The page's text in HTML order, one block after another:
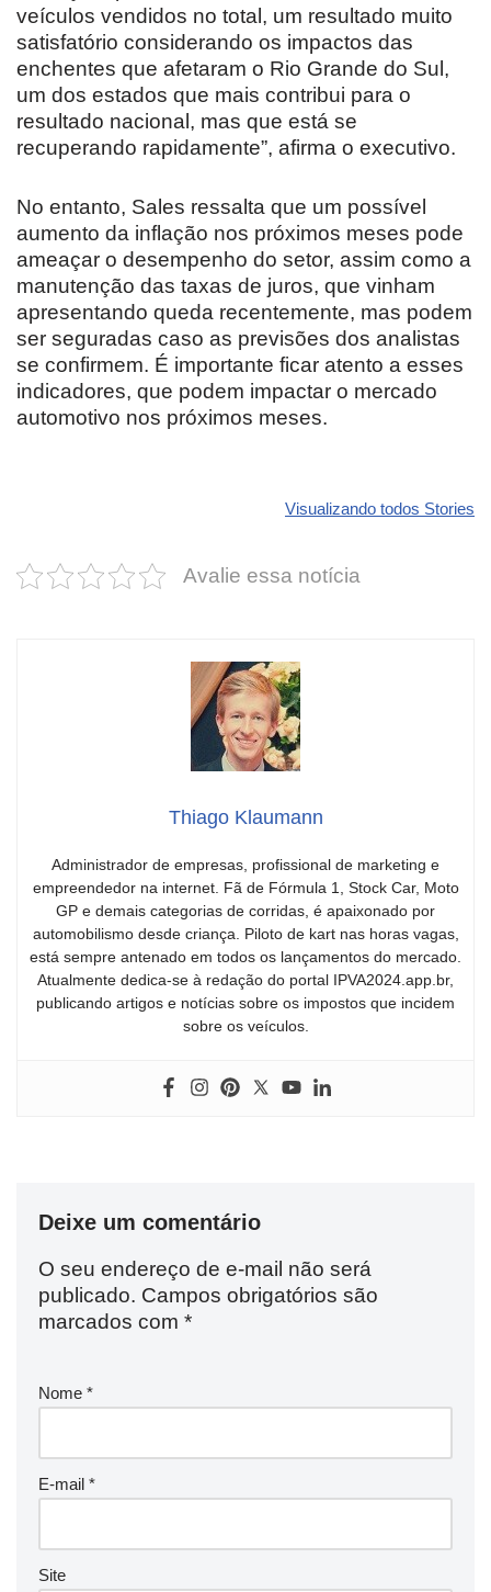
veículos vendidos no total, um resultado muito
satisfatório considerando os impactos das
enchentes que afetaram o Rio Grande do Sul,
um dos estados que mais contribui para o
resultado nacional, mas que está se
recuperando rapidamente”, afirma o executivo.
No entanto, Sales ressalta que um possível
aumento da inflação nos próximos meses pode
ameaçar o desempenho do setor, assim como a
manutenção das taxas de juros, que vinham
apresentando queda recentemente, mas podem
ser seguradas caso as previsões dos analistas
se confirmem. É importante ficar atento a esses
indicadores, que podem impactar o mercado
automotivo nos próximos meses.
Visualizando todos Stories
2025!
Dodge pode ter
de emoção
que
Avalie essa notícia
Thiago Klaumann
Administrador de empresas, profissional de marketing e
empreendedor na internet. Fã de Fórmula 1, Stock Car, Moto
GP e demais categorias de corridas, é apaixonado por
automobilismo desde criança. Piloto de kart nas horas vagas,
está sempre antenado em todos os lançamentos do mercado.
Atualmente dedica-se à redação do portal IPVA2024.app.br,
publicando artigos e notícias sobre os impostos que incidem
sobre os veículos.
Deixe um comentário
O seu endereço de e-mail não será
publicado. Campos obrigatórios são
marcados com *
Nome *
E-mail *
Site